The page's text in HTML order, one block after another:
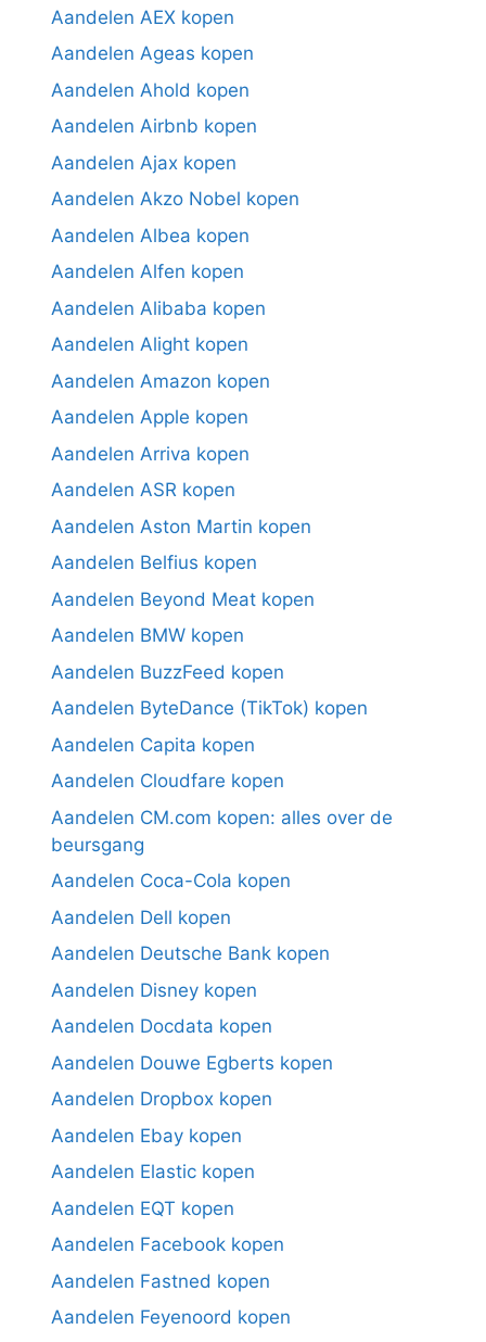
Aandelen AEX kopen
Aandelen Ageas kopen
Aandelen Ahold kopen
Aandelen Airbnb kopen
Aandelen Ajax kopen
Aandelen Akzo Nobel kopen
Aandelen Albea kopen
Aandelen Alfen kopen
Aandelen Alibaba kopen
Aandelen Alight kopen
Aandelen Amazon kopen
Aandelen Apple kopen
Aandelen Arriva kopen
Aandelen ASR kopen
Aandelen Aston Martin kopen
Aandelen Belfius kopen
Aandelen Beyond Meat kopen
Aandelen BMW kopen
Aandelen BuzzFeed kopen
Aandelen ByteDance (TikTok) kopen
Aandelen Capita kopen
Aandelen Cloudfare kopen
Aandelen CM.com kopen: alles over de
beursgang
Aandelen Coca-Cola kopen
Aandelen Dell kopen
Aandelen Deutsche Bank kopen
Aandelen Disney kopen
Aandelen Docdata kopen
Aandelen Douwe Egberts kopen
Aandelen Dropbox kopen
Aandelen Ebay kopen
Aandelen Elastic kopen
Aandelen EQT kopen
Aandelen Facebook kopen
Aandelen Fastned kopen
Aandelen Feyenoord kopen